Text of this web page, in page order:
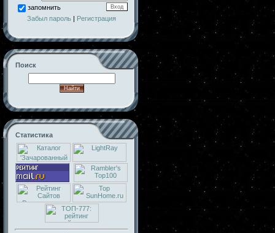
запомнить
Забыл пароль | Регистрация
Поиск
Статистика